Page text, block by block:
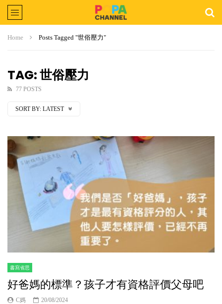
Home Posts Tagged "世俗壓力"
TAG: 世俗壓力
77 POSTS
SORT BY: LATEST
書寫省思
好爸媽的標準？孩子才有資格評價父母吧
C媽 20/08/2024